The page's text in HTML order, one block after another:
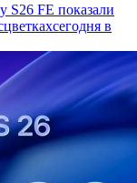
S26 FE показали
сегодня в